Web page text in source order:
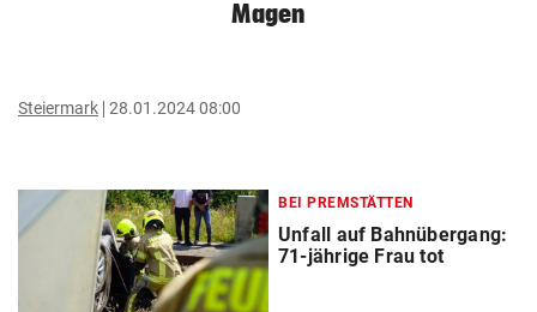
Magen
Steiermark 28.01.2024 08:00
BEI PREMSTÄTTEN
Unfall auf Bahnübergang:
71-jährige Frau tot